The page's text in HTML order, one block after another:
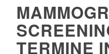
TERMINE